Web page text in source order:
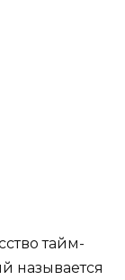
тайм-
называется